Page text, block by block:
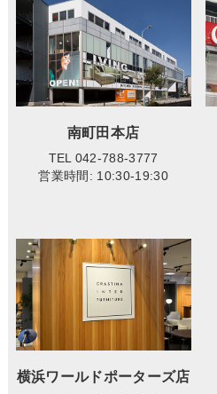
南町田本店
TEL 042-788-3777
営業時間: 10:30-19:30
横浜ワールドポーターズ店